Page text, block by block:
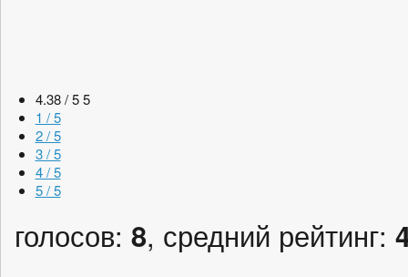
4.38 / 5 5
1 / 5
2 / 5
3 / 5
4 / 5
5 / 5
голосов: 8, средний рейтинг: